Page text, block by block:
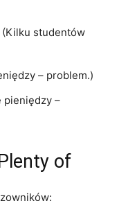
studentów
– problem.)
pieniędzy –
of